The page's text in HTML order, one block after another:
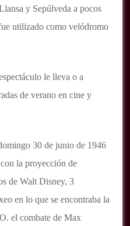
y Sepúlveda a pocos
utilizado como velódromo
le lleva o a
de verano en cine y
30 de junio de 1946
la proyección de
de Walt Disney, 3
en lo que se encontraba la
el combate de Max